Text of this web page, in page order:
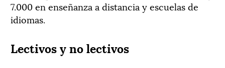
7.000 en enseñanza a distancia y escuelas de
idiomas.
Lectivos y no lectivos